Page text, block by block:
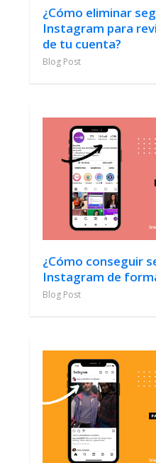
¿Cómo eliminar
Instagram para
de tu cuenta?
Blog Post
¿Cómo conseguir
Instagram de
Blog Post